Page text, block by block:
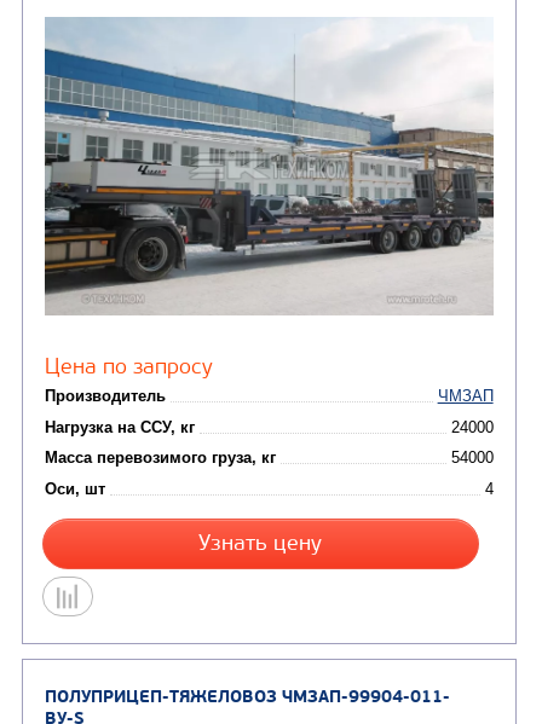
Цена по запросу
Производитель
Нагрузка на ССУ, кг
Масса перевозимого груза, кг
Оси, шт
Узнать цену
ПОЛУПРИЦЕП-ТЯЖЕЛОВОЗ ЧМЗАП-99903-